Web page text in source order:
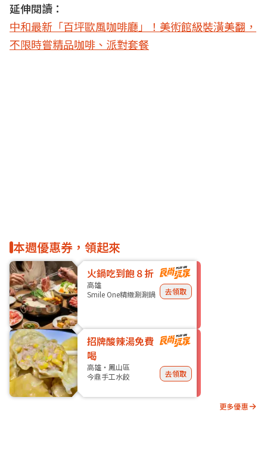
延伸閱讀：
中和最新「百坪歐風咖啡廳」！美術館級裝潢美翻，
不限時嘗精品咖啡、派對套餐
本週優惠券，領起來
火鍋吃到飽８折
高雄
Smile One精緻涮涮鍋
去領取
招牌酸辣湯免費
喝
高雄・鳳山區
今鼎手工水餃
去領取
更多優惠